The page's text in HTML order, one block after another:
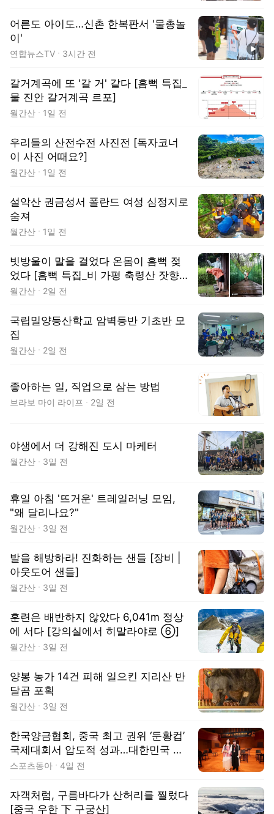
어른도 아이도…신촌 한복판서 '물총놀
이'
연합뉴스TV 3시간 전
갈거계곡에 또 '갈 거' 같다 [흠뻑 특집_
물 진안 갈거계곡 르포]
월간산 1일 전
우리들의 산전수전 사진전 [독자코너
이 사진 어때요?]
월간산 1일 전
설악산 권금성서 폴란드 여성 심정지로
숨져
월간산 1일 전
빗방울이 말을 걸었다 온몸이 흠뻑 젖
었다 [흠뻑 특집_비 가평 축령산 잣향기
푸른숲]
월간산 2일 전
국립밀양등산학교 암벽등반 기초반 모
집
월간산 2일 전
좋아하는 일, 직업으로 삼는 방법
브라보 마이 라이프 2일 전
야생에서 더 강해진 도시 마케터
월간산 3일 전
휴일 아침 '뜨거운' 트레일러닝 모임,
"왜 달리나요?"
월간산 3일 전
발을 해방하라! 진화하는 샌들 [장비 |
아웃도어 샌들]
월간산 3일 전
훈련은 배반하지 않았다 6,041m 정상
에 서다 [강의실에서 히말라야로 ⑥]
월간산 3일 전
양봉 농가 14건 피해 일으킨 지리산 반
달곰 포획
월간산 3일 전
한국양금협회, 중국 최고 권위 ‘둔황컵’
국제대회서 압도적 성과…대한민국 양
금 세계적 위상 입증
스포츠동아 4일 전
자객처럼, 구름바다가 산허리를 찔렀다
[중국 우한 下 구궁산]